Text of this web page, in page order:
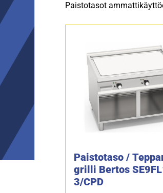
Paistotasot
Paistotaso /
grilli Bertos
3/CPD